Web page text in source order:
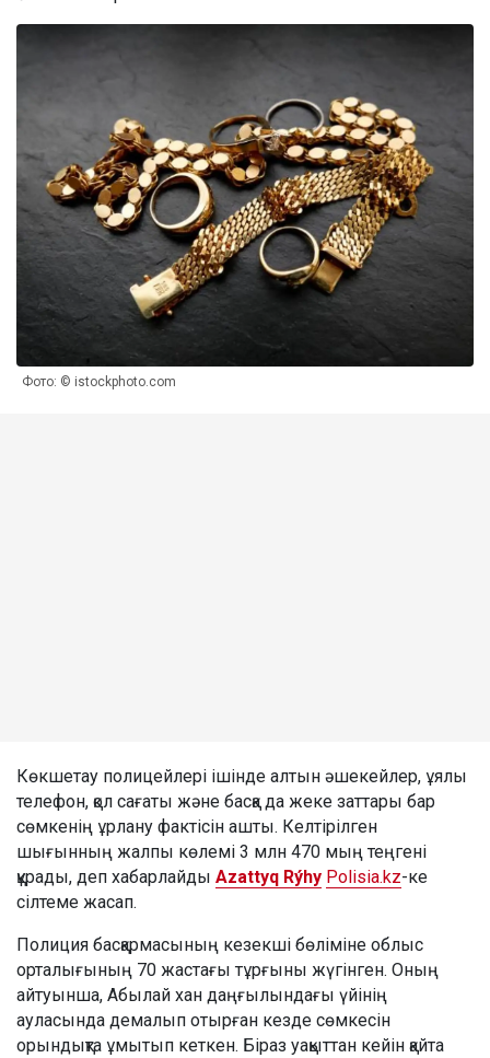
Фото: © istockphoto.com
Көкшетау полицейлері ішінде алтын әшекейлер, ұялы
телефон, қол сағаты және басқа да жеке заттары бар
сөмкенің ұрлану фактісін ашты. Келтірілген
шығынның жалпы көлемі 3 млн 470 мың теңгені
құрады, деп хабарлайды Azattyq Rýhy Polisia.kz-ке
сілтеме жасап.
Полиция басқармасының кезекші бөліміне облыс
орталығының 70 жастағы тұрғыны жүгінген. Оның
айтуынша, Абылай хан даңғылындағы үйінің
ауласында демалып отырған кезде сөмкесін
орындықта ұмытып кеткен. Біраз уақыттан кейін қайта